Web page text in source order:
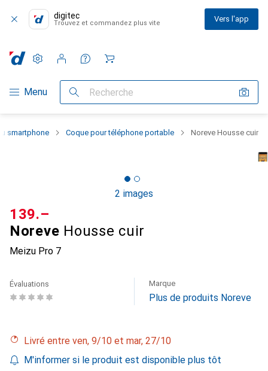
digitec
Trouvez et commandez plus vite Vers l'app
Navigation par catégorie
Menu Recherche
Paramètres
Compte client
Listes de comparaison
Listes d'envies
Panier
smartphone Coque pour téléphone portable Noreve Housse cuir
2 images
Noreve Housse cuir
Meizu Pro 7
CHF
139.–
Évaluations Marque
Plus de produits Noreve
Livré entre ven, 9/10 et mar, 27/10
M'informer si le produit est disponible plus tôt